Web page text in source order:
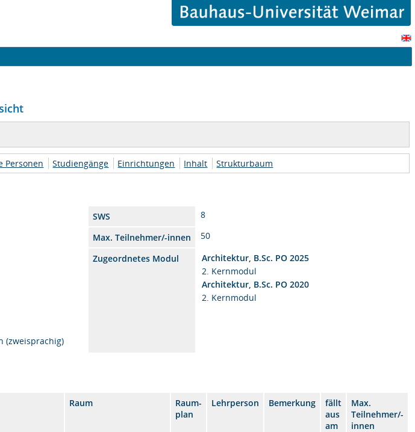
Personen Studiengänge Einrichtungen Inhalt Strukturbaum
SWS
8
Max. Teilnehmer/-innen
50
Zugeordnetes Modul
Architektur, B.Sc. PO 2025
2. Kernmodul
Architektur, B.Sc. PO 2020
2. Kernmodul
(zweisprachig)
Raum
Raum-
plan
Lehrperson Bemerkung
fällt
aus
am
Max.
Teilnehmer/-
innen